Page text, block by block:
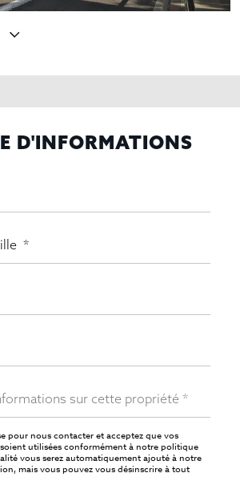
D'INFORMATIONS
pour nous contacter et acceptez que vos
utilisées conformément à notrepolitique
vous serez automatiquement ajouté à notre
mais vous pouvez vous désinscrire à tout